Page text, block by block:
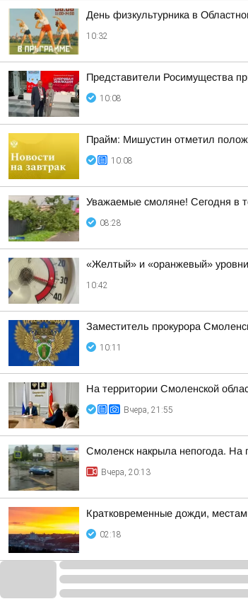
День физкультурника в
10:32
Представители Росимущества
10:08
Прайм: Мишустин отметил
10:08
Уважаемые смоляне! Сегодня в
08:28
«Желтый» и «оранжевый»
10:42
Заместитель прокурора
10:11
На территории Смоленской
Вчера, 21:55
Смоленск накрыла непогода. На
Вчера, 20:13
Кратковременные дожди,
02:18